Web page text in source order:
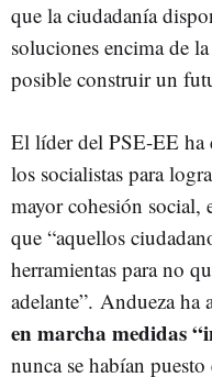
que la ciudadanía
soluciones encima de
posible construir un
El líder del PSE-EE ha
los socialistas para
mayor cohesión social,
que “aquellos
herramientas para no
adelante”. Andueza ha
en marcha medidas
nunca se habían